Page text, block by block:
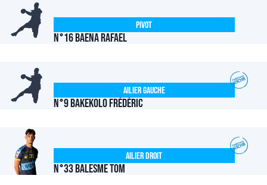
N°16 BAENA Rafael
Pivot
N°9 BAKEKOLO Frédéric
Ailier Gauche
N°33 BALESME Tom
Ailier Droit